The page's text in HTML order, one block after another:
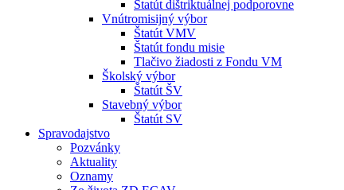
Štatút dištriktuálnej podporovne
Vnútromisijný výbor
Štatút VMV
Štatút fondu misie
Tlačivo žiadosti z Fondu VM
Školský výbor
Štatút ŠV
Stavebný výbor
Štatút SV
Spravodajstvo
Pozvánky
Aktuality
Oznamy